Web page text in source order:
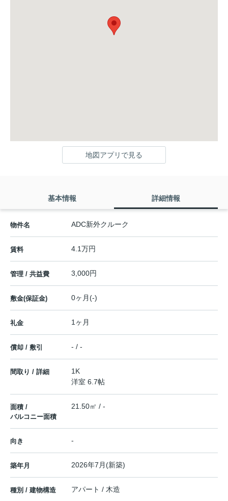
地図アプリで見る
基本情報 詳細情報
物件名 ADC新外クルーク
賃料 4.1万円
管理 / 共益費 3,000円
敷金(保証金) 0ヶ月(-)
礼金 1ヶ月
償却 / 敷引 - / -
間取り / 詳細
1K
洋室 6.7帖
面積 /
バルコニー面積
21.50㎡ / -
向き -
築年月 2026年7月(新築)
種別 / 建物構造 アパート / 木造